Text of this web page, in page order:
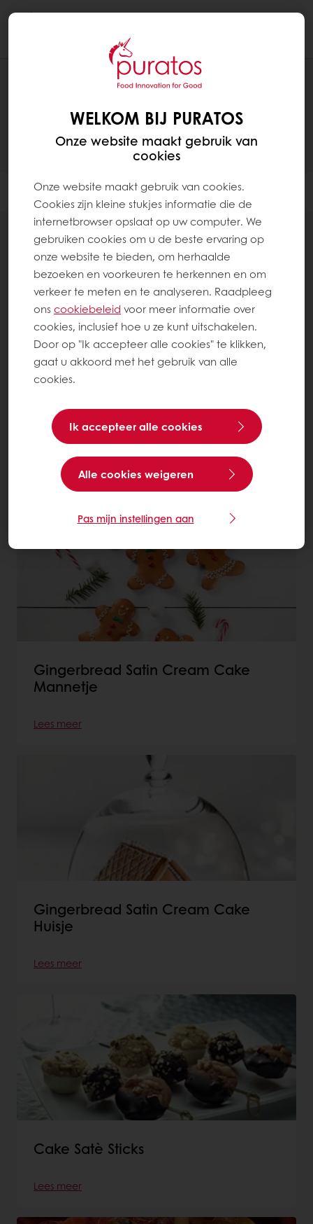
Filter
94items
Christmas Green Stars Taart
Lees meer
Gingerbread Satin Cream Cake
Mannetje
Lees meer
Gingerbread Satin Cream Cake
Huisje
Lees meer
Cake Satè Sticks
Lees meer
WELKOM BIJ PURATOS
Onze website maakt gebruik van
cookies
Onze website maakt gebruik van cookies.
Cookies zijn kleine stukjes informatie die de
internetbrowser opslaat op uw computer. We
gebruiken cookies om u de beste ervaring op
onze website te bieden, om herhaalde
bezoeken en voorkeuren te herkennen en om
verkeer te meten en te analyseren. Raadpleeg
onscookiebeleid voor meer informatie over
cookies, inclusief hoe u ze kunt uitschakelen.
Door op "Ik accepteer alle cookies" te klikken,
gaat u akkoord met het gebruik van alle
cookies.
Ik accepteer alle cookies
Alle cookies weigeren
Pas mijn instellingen aan